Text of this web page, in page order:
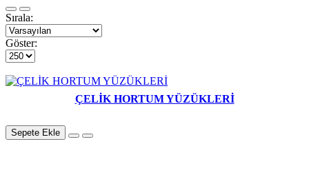
Sırala:
Göster:
ÇELİK HORTUM YÜZÜKLERİ
Sepete Ekle